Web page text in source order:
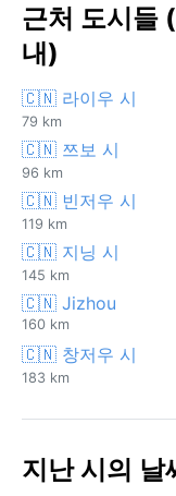
근처 도시들
내)
🇨🇳 라이우 시
79 km
🇨🇳 쯔보 시
96 km
🇨🇳 빈저우 시
119 km
🇨🇳 지닝 시
145 km
🇨🇳 Jizhou
160 km
🇨🇳 창저우 시
183 km
지난 시의